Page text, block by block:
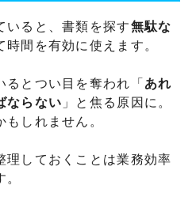
いると、書類を探す無駄な
時間を有効に使えます。
とつい目を奪われ「 あれ
ならない 」と焦る原因に。
しれません。
理しておくことは業務効率